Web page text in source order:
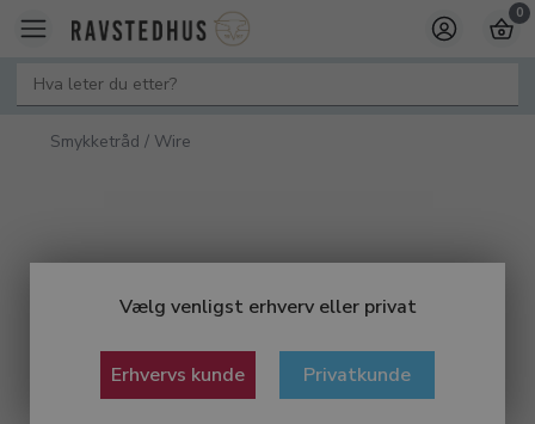
Vælg venligst erhverv eller privat
Erhvervs kunde Privatkunde
0
Smykketråd / Wire